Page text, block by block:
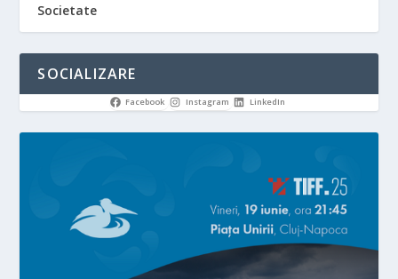
Societate
SOCIALIZARE
Facebook Instagram LinkedIn